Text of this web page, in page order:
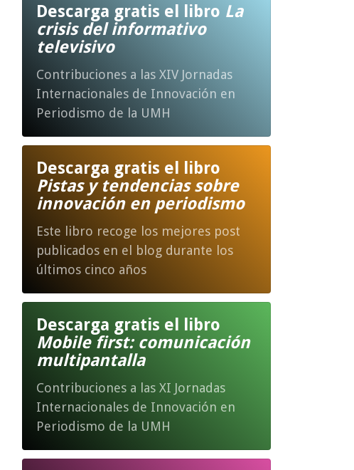
Descarga gratis el libro La
crisis del informativo
televisivo
Contribuciones a las XIV Jornadas
Internacionales de Innovación en
Periodismo de la UMH
Descarga gratis el libro
Pistas y tendencias sobre
innovación en periodismo
Este libro recoge los mejores post
publicados en el blog durante los
últimos cinco años
Descarga gratis el libro
Mobile first: comunicación
multipantalla
Contribuciones a las XI Jornadas
Internacionales de Innovación en
Periodismo de la UMH